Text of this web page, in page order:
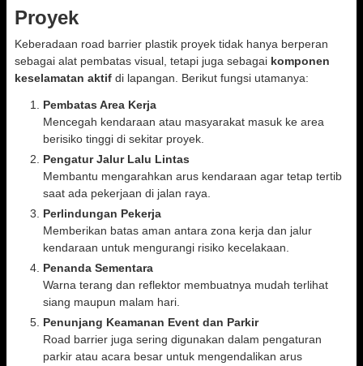
Proyek
Keberadaan road barrier plastik proyek tidak hanya berperan
sebagai alat pembatas visual, tetapi juga sebagai komponen
keselamatan aktif di lapangan. Berikut fungsi utamanya:
Pembatas Area Kerja
Mencegah kendaraan atau masyarakat masuk ke area
berisiko tinggi di sekitar proyek.
Pengatur Jalur Lalu Lintas
Membantu mengarahkan arus kendaraan agar tetap tertib
saat ada pekerjaan di jalan raya.
Perlindungan Pekerja
Memberikan batas aman antara zona kerja dan jalur
kendaraan untuk mengurangi risiko kecelakaan.
Penanda Sementara
Warna terang dan reflektor membuatnya mudah terlihat
siang maupun malam hari.
Penunjang Keamanan Event dan Parkir
Road barrier juga sering digunakan dalam pengaturan
parkir atau acara besar untuk mengendalikan arus